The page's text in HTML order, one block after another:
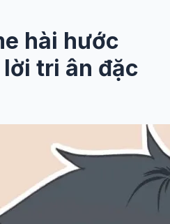
hài hước
tri ân đặc